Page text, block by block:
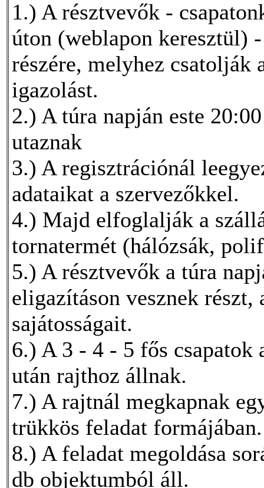
1.) A résztvevők -
úton (weblapon keresztül)
részére, melyhez csatolják
igazolást.
2.) A túra napján este
utaznak
3.) A regisztrációnál
adataikat a szervezőkkel.
4.) Majd elfoglalják a
tornatermét (hálózsák,
5.) A résztvevők a túra
eligazításon vesznek
sajátosságait.
6.) A 3 - 4 - 5 fős csapatok
után rajthoz állnak.
7.) A rajtnál megkapnak
trükkös feladat formájában.
8.) A feladat megoldása
db objektumból áll.